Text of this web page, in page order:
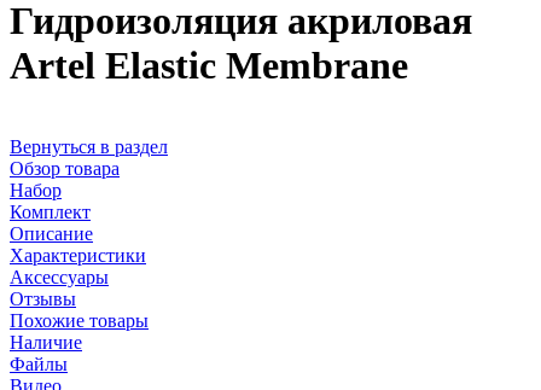
Гидроизоляция акриловая
Artel Elastic Membrane
Вернуться в раздел
Обзор товара
Набор
Комплект
Описание
Характеристики
Аксессуары
Отзывы
Похожие товары
Наличие
Файлы
Видео